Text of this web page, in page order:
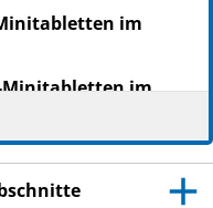
im
Minitabletten im